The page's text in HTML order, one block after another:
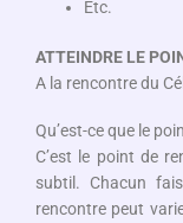
Etc.
ATTEINDRE LE
A la rencontre du
Qu’est-ce que le
C’est le point de
subtil. Chacun
rencontre peut